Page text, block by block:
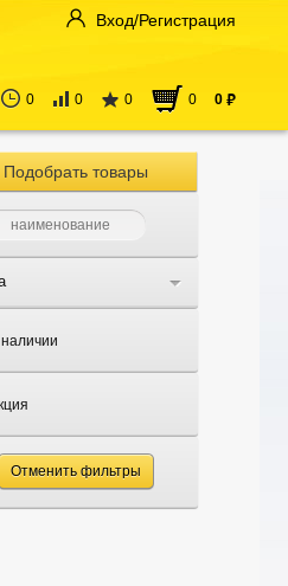
Вход/Регистрация
0 0 0 0 0 руб
Подобрать товары
Отменить фильтры